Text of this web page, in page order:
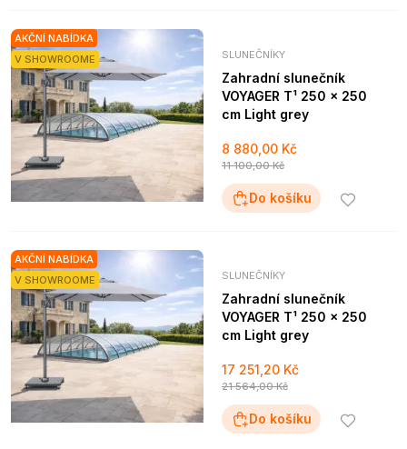
AKČNÍ NABÍDKA
V SHOWROOME
SLUNEČNÍKY
Zahradní slunečník
VOYAGER T¹ 250 x 250
cm Light grey
8 880,00 Kč
11 100,00 Kč
Do košíku
AKČNÍ NABÍDKA
V SHOWROOME
SLUNEČNÍKY
Zahradní slunečník
VOYAGER T¹ 250 x 250
cm Light grey
17 251,20 Kč
21 564,00 Kč
Do košíku